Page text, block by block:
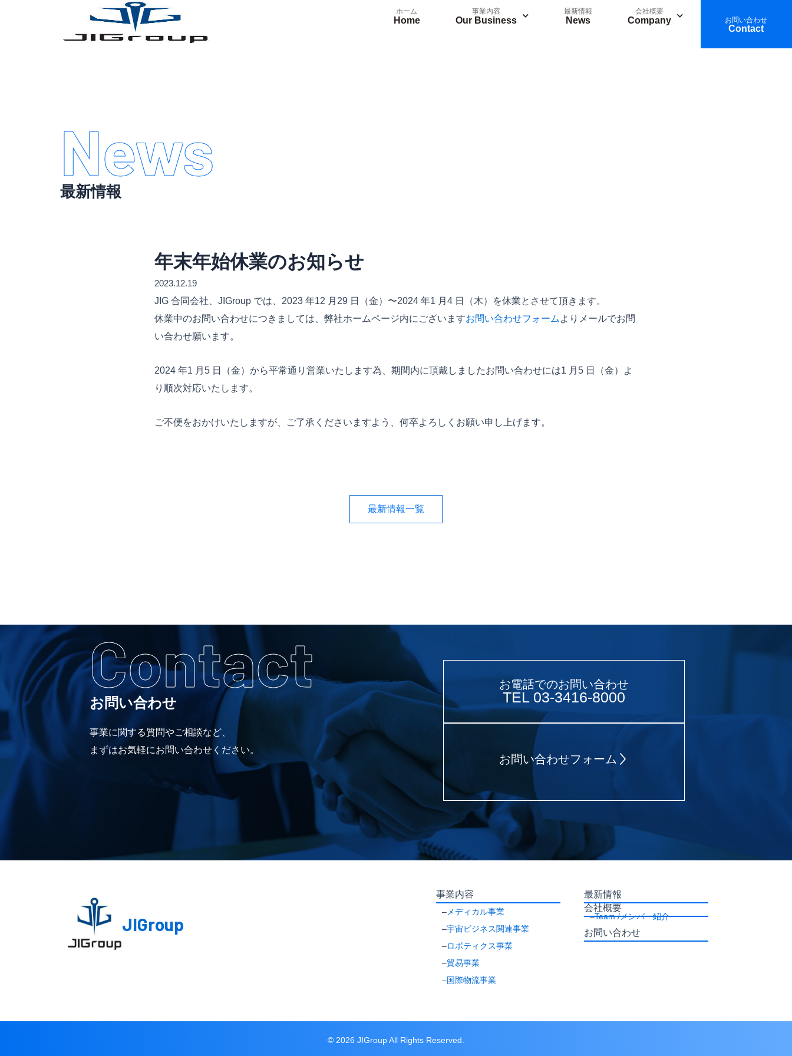
ホーム
Home
事業内容
Our Business
最新情報
News
会社概要
Company お問い合わせ
Contact
News
最新情報
年末年始休業のお知らせ
2023.12.19
JIG 合同会社、JIGroup では、2023 年12 月29 日（金）〜2024 年1 月4 日（木）を休業とさせて頂きます。
休業中のお問い合わせにつきましては、弊社ホームページ内にございますお問い合わせフォーム よりメールでお問
い合わせ願います。
2024 年1 月5 日（金）から平常通り営業いたします為、期間内に頂戴しましたお問い合わせには1 月5 日（金）よ
り順次対応いたします。
ご不便をおかけいたしますが、ご了承くださいますよう、何卒よろしくお願い申し上げます。
最新情報一覧
Contact
お問い合わせ
事業に関する質問やご相談など、
まずはお気軽にお問い合わせください。
お電話でのお問い合わせ
TEL 03-3416-8000
お問い合わせフォーム
JIGroup
事業内容
–メディカル事業
–宇宙ビジネス関連事業
–ロボティクス事業
–貿易事業
–国際物流事業
最新情報
会社概要
–Team /メンバー紹介
お問い合わせ
© 2026 JIGroup All Rights Reserved.